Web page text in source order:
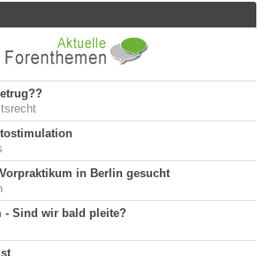
in Berlin gesucht
- Sind wir bald pleite?